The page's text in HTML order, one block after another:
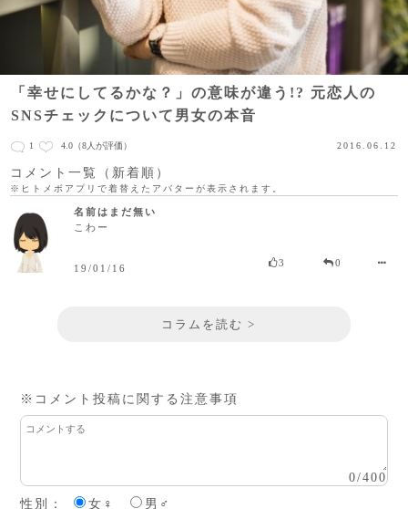
「幸せにしてるかな？」の意味が違う!? 元恋人の
SNSチェックについて男女の本音
1 4.0 （8人が評価） 2016.06.12
コメント一覧（新着順）
※ヒトメボアプリで着替えたアバターが表示されます。
名前はまだ無い
こわー
19/01/16 3 0
コラムを読む >
※コメント投稿に関する注意事項
0/400
性別：
女♀ 男♂